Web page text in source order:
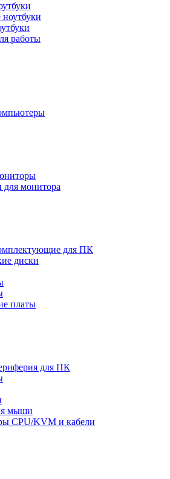
работы
для монитора
для ПК
диски
платы
для ПК
мыши
CPU/KVM и кабели